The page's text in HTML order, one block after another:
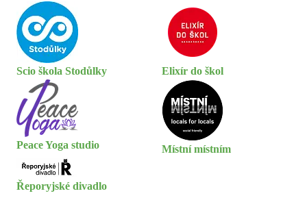
Scio škola Stodůlky Elixír do škol
Peace Yoga studio Místní místním
Řeporyjské divadlo